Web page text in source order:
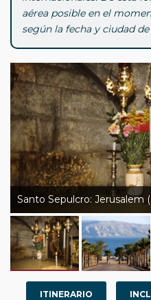
aérea posible en el
según la fecha y ciudad
Santo Sepulcro: Jerusalem
ITINERARIO